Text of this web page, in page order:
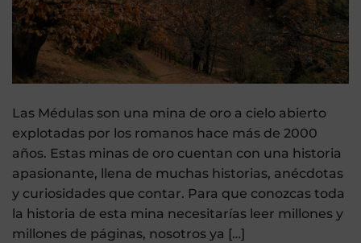
Las Médulas son una mina de oro a cielo abierto
explotadas por los romanos hace más de 2000
años. Estas minas de oro cuentan con una historia
apasionante, llena de muchas historias, anécdotas
y curiosidades que contar. Para que conozcas toda
la historia de esta mina necesitarías leer millones y
millones de páginas, nosotros ya […]